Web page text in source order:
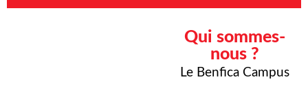
Qui sommes-
nous ?
Le Benfica Campus